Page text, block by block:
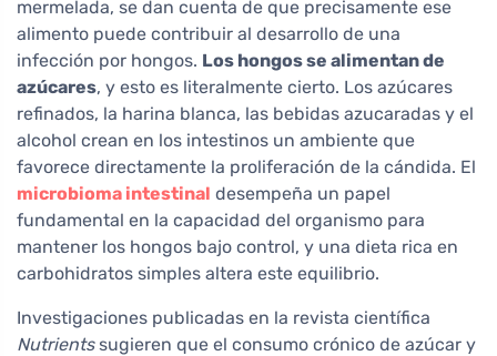
mermelada, se dan cuenta de que precisamente ese
alimento puede contribuir al desarrollo de una
infección por hongos. Los hongos se alimentan de
azúcares, y esto es literalmente cierto. Los azúcares
refinados, la harina blanca, las bebidas azucaradas y el
alcohol crean en los intestinos un ambiente que
favorece directamente la proliferación de la cándida. El
microbioma intestinal desempeña un papel
fundamental en la capacidad del organismo para
mantener los hongos bajo control, y una dieta rica en
carbohidratos simples altera este equilibrio.
Investigaciones publicadas en la revista científica
Nutrientssugieren que el consumo crónico de azúcar y